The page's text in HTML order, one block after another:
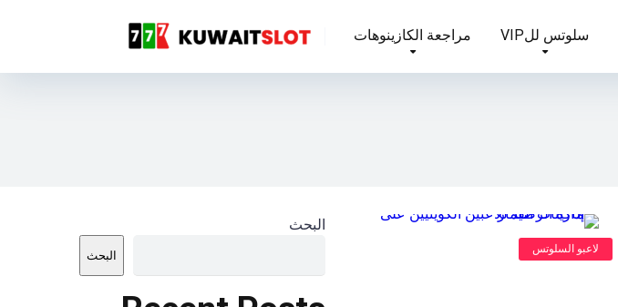
مراجعة الكازينوهات سلوتس للVIP
لاعبو السلوتس
البحث
البحث